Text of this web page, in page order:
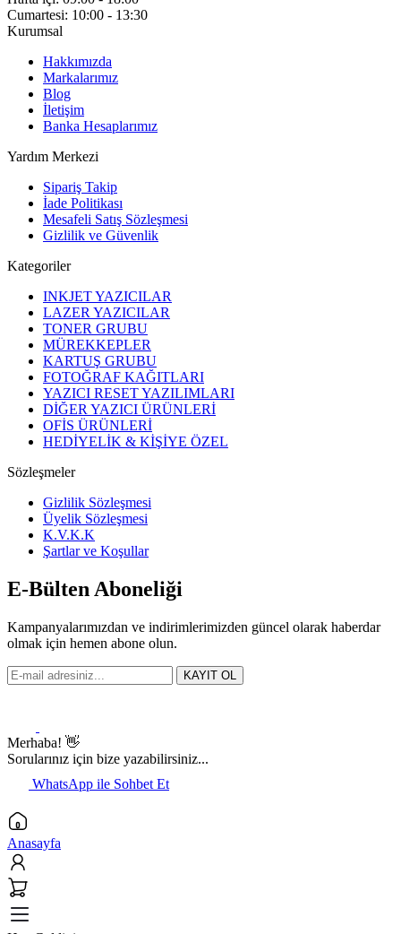
Cumartesi: 10:00 - 13:30
Kurumsal
Hakkımızda
Markalarımız
Blog
İletişim
Banka Hesaplarımız
Yardım Merkezi
Sipariş Takip
İade Politikası
Mesafeli Satış Sözleşmesi
Gizlilik ve Güvenlik
Kategoriler
INKJET YAZICILAR
LAZER YAZICILAR
TONER GRUBU
MÜREKKEPLER
KARTUŞ GRUBU
FOTOĞRAF KAĞITLARI
YAZICI RESET YAZILIMLARI
DİĞER YAZICI ÜRÜNLERİ
OFİS ÜRÜNLERİ
HEDİYELİK & KİŞİYE ÖZEL
Sözleşmeler
Gizlilik Sözleşmesi
Üyelik Sözleşmesi
K.V.K.K
Şartlar ve Koşullar
E-Bülten Aboneliği
Kampanyalarımızdan ve indirimlerimizden güncel olarak haberdar
olmak için hemen abone olun.
KAYIT OL
Merhaba! 👋
Sorularınız için bize yazabilirsiniz...
WhatsApp ile Sohbet Et
Anasayfa